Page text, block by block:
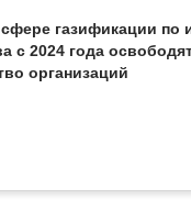
газификации по
с 2024 года
организаций